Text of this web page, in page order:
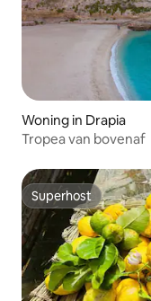
Woning in Drapia
Tropea van bovenaf
Superhost
Superhost